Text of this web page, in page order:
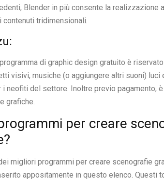
Blender in più consente la realizzazione
contenuti tridimensionali.
di graphic design gratuito è
visivi, musiche (o aggiungere altri suoni) luci
i neofiti del settore. Inoltre previo pagamento,
grafiche.
per creare
migliori programmi per creare scenografie
appositamente in questo elenco. Questi